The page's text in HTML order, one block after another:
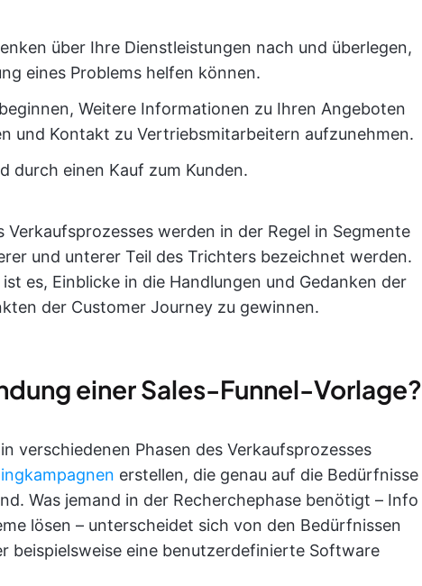
über Ihre Dienstleistungen nach und überlegen,
eines Problems helfen können.
Weitere Informationen zu Ihren Angeboten
und Kontakt zu Vertriebsmitarbeitern aufzunehmen.
durch einen Kauf zum Kunden.
Verkaufsprozesses werden in der Regel in Segmente
und unterer Teil des Trichters bezeichnet werden.
es, Einblicke in die Handlungen und Gedanken der
der Customer Journey zu gewinnen.
einer Sales-Funnel-Vorlage?
verschiedenen Phasen des Verkaufsprozesses
erstellen, die genau auf die Bedürfnisse
Was jemand in der Recherchephase benötigt – Info
lösen – unterscheidet sich von den Bedürfnissen
beispielsweise eine benutzerdefinierte Software